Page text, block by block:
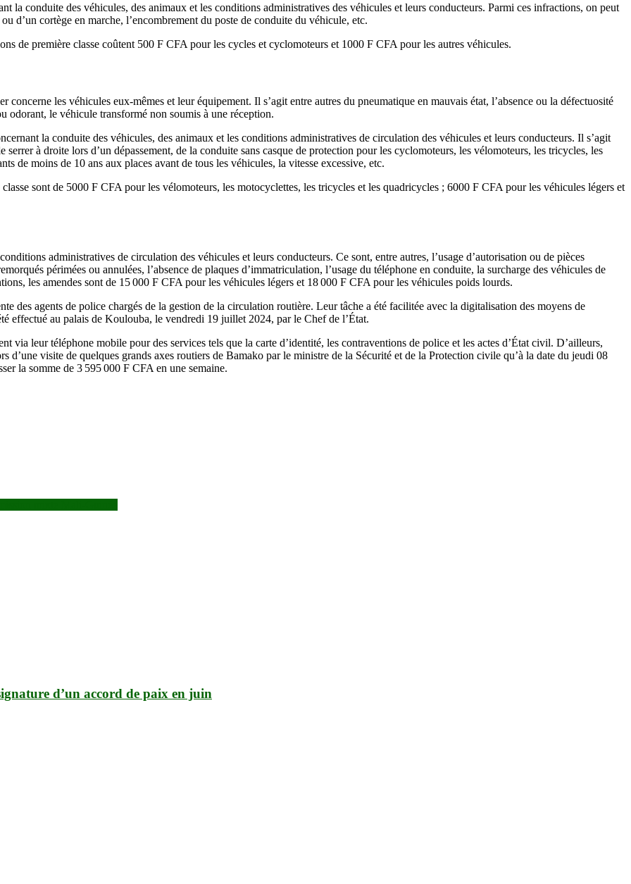
la conduite des véhicules, des animaux et les conditions administratives des véhicules et leurs conducteurs. Parmi ces infractions, on peut
d’un cortège en marche, l’encombrement du poste de conduite du véhicule, etc.
de première classe coûtent 500 F CFA pour les cycles et cyclomoteurs et 1000 F CFA pour les autres véhicules.
les véhicules eux-mêmes et leur équipement. Il s’agit entre autres du pneumatique en mauvais état, l’absence ou la défectuosité
odorant, le véhicule transformé non soumis à une réception.
la conduite des véhicules, des animaux et les conditions administratives de circulation des véhicules et leurs conducteurs. Il s’agit
à droite lors d’un dépassement, de la conduite sans casque de protection pour les cyclomoteurs, les vélomoteurs, les tricycles, les
de moins de 10 ans aux places avant de tous les véhicules, la vitesse excessive, etc.
sont de 5000 F CFA pour les vélomoteurs, les motocyclettes, les tricycles et les quadricycles ; 6000 F CFA pour les véhicules légers et
administratives de circulation des véhicules et leurs conducteurs. Ce sont, entre autres, l’usage d’autorisation ou de pièces
périmées ou annulées, l’absence de plaques d’immatriculation, l’usage du téléphone en conduite, la surcharge des véhicules de
les amendes sont de 15 000 F CFA pour les véhicules légers et 18 000 F CFA pour les véhicules poids lourds.
des agents de police chargés de la gestion de la circulation routière. Leur tâche a été facilitée avec la digitalisation des moyens de
effectué au palais de Koulouba, le vendredi 19 juillet 2024, par le Chef de l’État.
via leur téléphone mobile pour des services tels que la carte d’identité, les contraventions de police et les actes d’État civil. D’ailleurs,
d’une visite de quelques grands axes routiers de Bamako par le ministre de la Sécurité et de la Protection civile qu’à la date du jeudi 08
la somme de 3 595 000 F CFA en une semaine.
d’un accord de paix en juin